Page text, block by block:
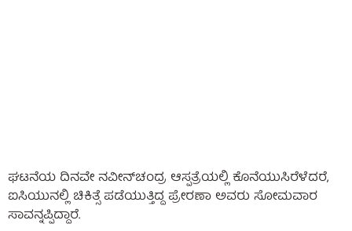
ಘಟನೆಯ ದಿನವೇ ನವೀನ್‌ಚಂದ್ರ ಆಸ್ಪತ್ರೆಯಲ್ಲಿ ಕೊನೆಯುಸಿರೆಳೆದರೆ,
ಐಸಿಯುನಲ್ಲಿ ಚಿಕಿತ್ಸೆ ಪಡೆಯುತ್ತಿದ್ದ ಪ್ರೇರಣಾ ಅವರು ಸೋಮವಾರ
ಸಾವನ್ನಪ್ಪಿದ್ದಾರೆ.